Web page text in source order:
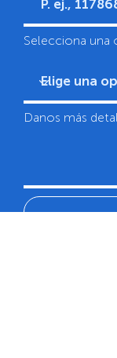
Selecciona una
Danos más